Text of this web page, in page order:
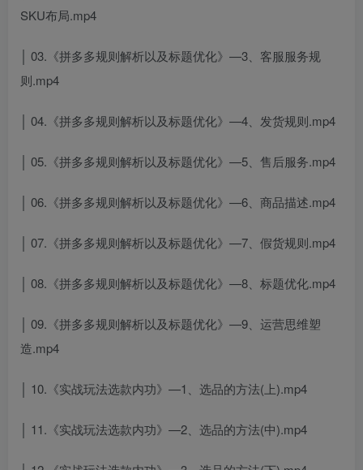
SKU布局.mp4
│ 03.《拼多多规则解析以及标题优化》—3、客服服务规
则.mp4
│ 04.《拼多多规则解析以及标题优化》—4、发货规则.mp4
│ 05.《拼多多规则解析以及标题优化》—5、售后服务.mp4
│ 06.《拼多多规则解析以及标题优化》—6、商品描述.mp4
│ 07.《拼多多规则解析以及标题优化》—7、假货规则.mp4
│ 08.《拼多多规则解析以及标题优化》—8、标题优化.mp4
│ 09.《拼多多规则解析以及标题优化》—9、运营思维塑
造.mp4
│ 10.《实战玩法选款内功》—1、选品的方法(上).mp4
│ 11.《实战玩法选款内功》—2、选品的方法(中).mp4